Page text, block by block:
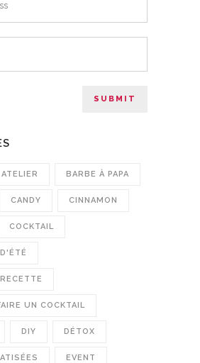
ATELIER BARBE À PAPA
CANDY CINNAMON
COCKTAIL
UN COCKTAIL
DIY DÉTOX
EVENT